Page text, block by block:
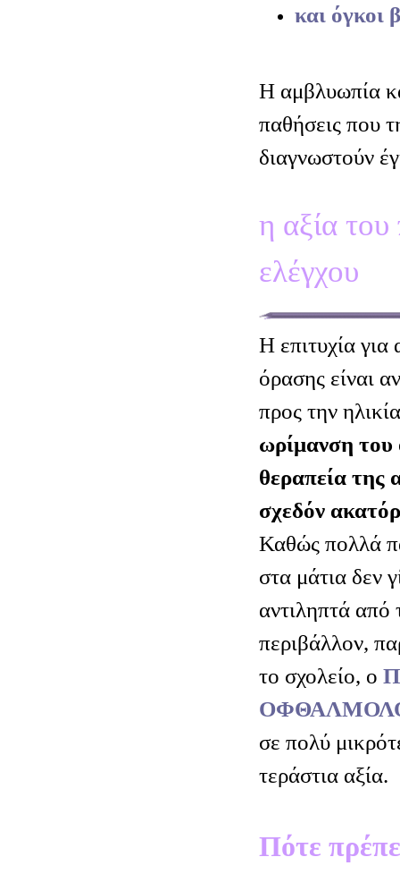
και όγκοι
Η αμβλυωπία
παθήσεις που
διαγνωστούν
η αξία του
ελέγχου
Η επιτυχία
όρασης είναι
προς την
ωρίμανση του
θεραπεία της
σχεδόν
Καθώς πολλά
στα μάτια δεν
αντιληπτά από
περιβάλλον,
το σχολείο, ο
σε πολύ
τεράστια αξία.
Πότε